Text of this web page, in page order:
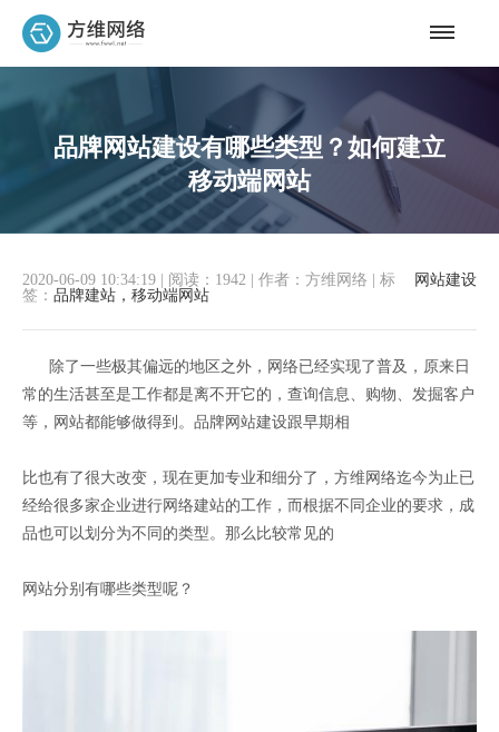
品牌网站建设有哪些类型？如何建立
移动端网站
网站建设
2020-06-09 10:34:19 阅读：1942 作者：方维网络
标
签： 品牌建站，移动端网站
除了一些极其偏远的地区之外，网络已经实现了普及，原来日
常的生活甚至是工作都是离不开它的，查询信息、购物、发掘客户
等，网站都能够做得到。品牌网站建设跟早期相
比也有了很大改变，现在更加专业和细分了，方维网络迄今为止已
经给很多家企业进行网络建站的工作，而根据不同企业的要求，成
品也可以划分为不同的类型。那么比较常见的
网站分别有哪些类型呢？